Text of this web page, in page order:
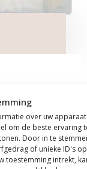
over uw
om de beste ervaring
Door in te
of unieke ID's
toestemming intrekt,